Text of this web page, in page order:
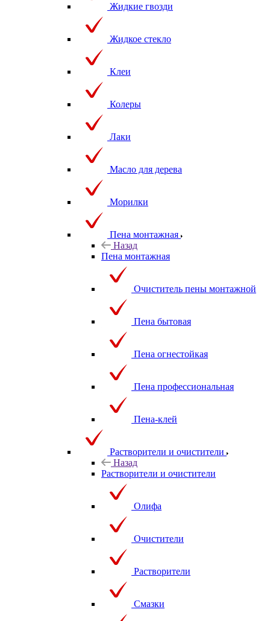
Жидкие гвозди
Жидкое стекло
Клеи
Колеры
Лаки
Масло для дерева
Морилки
Пена монтажная
Назад
Пена монтажная
Очиститель пены монтажной
Пена бытовая
Пена огнестойкая
Пена профессиональная
Пена-клей
Растворители и очистители
Назад
Растворители и очистители
Олифа
Очистители
Растворители
Смазки